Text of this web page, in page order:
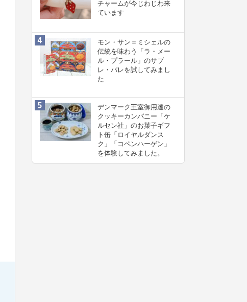
チャームが今じわじわ来
ています
モン・サン＝ミシェルの
伝統を味わう「ラ・メー
ル・プラール」のサブ
レ・パレを試してみまし
た
デンマーク王室御用達の
クッキーカンパニー「ケ
ルセン社」のお菓子ギフ
ト缶「ロイヤルダンス
ク」「コペンハーゲン」
を体験してみました。